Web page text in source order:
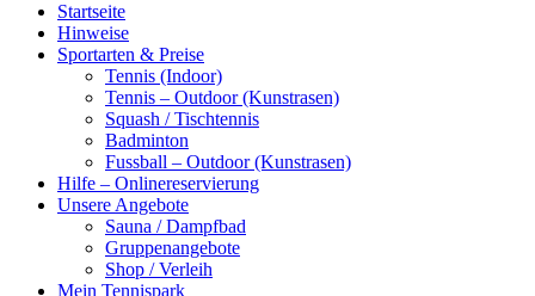
Startseite
Hinweise
Sportarten & Preise
Tennis (Indoor)
Tennis – Outdoor (Kunstrasen)
Squash / Tischtennis
Badminton
Fussball – Outdoor (Kunstrasen)
Hilfe – Onlinereservierung
Unsere Angebote
Sauna / Dampfbad
Gruppenangebote
Shop / Verleih
Mein Tennispark